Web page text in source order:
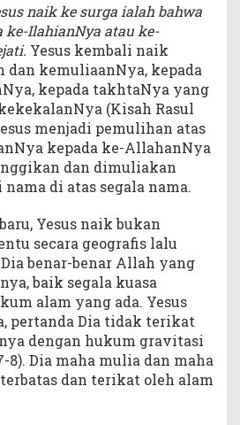
naik ke surga ialah bahwa
ke-IlahianNya atau ke-
Yesus kembali naik
dan kemuliaanNya, kepada
kepada takhtaNya yang
(Kisah Rasul
menjadi pemulihan atas
kepada ke-AllahanNya
dan dimuliakan
di atas segala nama.
Yesus naik bukan
secara geografis lalu
benar-benar Allah yang
baik segala kuasa
alam yang ada. Yesus
pertanda Dia tidak terikat
dengan hukum gravitasi
8). Dia maha mulia dan maha
dan terikat oleh alam